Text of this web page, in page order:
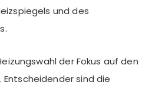
und des
der Fokus auf den
sind die